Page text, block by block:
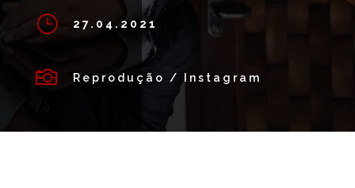
} 27.04.2021
 Reprodução / Instagram